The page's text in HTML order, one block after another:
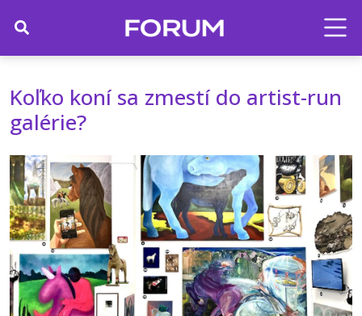
Koľko koní sa zmestí do artist-run
galérie?